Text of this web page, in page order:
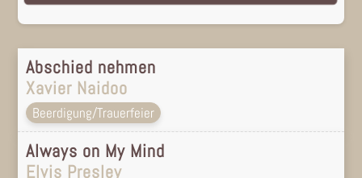
Abschied nehmen
Xavier Naidoo
Beerdigung/Trauerfeier
Always on My Mind
Elvis Presley